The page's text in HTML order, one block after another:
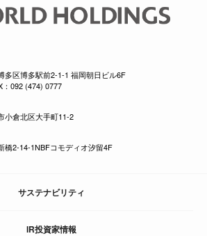
多区博多駅前2-1-1 福岡朝日ビル6F
：092 (474) 0777
小倉北区大手町11-2
橋2-14-1NBFコモディオ汐留4F
サステナビリティ
IR投資家情報